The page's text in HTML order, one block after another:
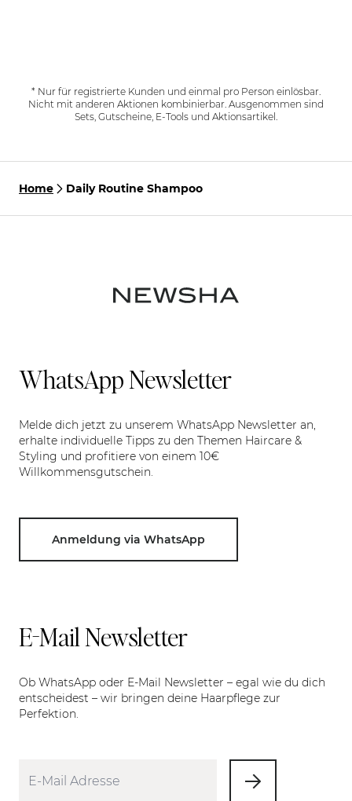
* Nur für registrierte Kunden und einmal pro Person einlösbar.
Nicht mit anderen Aktionen kombinierbar. Ausgenommen sind
Sets, Gutscheine, E-Tools und Aktionsartikel.
Home Daily Routine Shampoo
WhatsApp Newsletter
Melde dich jetzt zu unserem WhatsApp Newsletter an,
erhalte individuelle Tipps zu den Themen Haircare &
Styling und profitiere von einem 10€
Willkommensgutschein.
Anmeldung via WhatsApp
E-Mail Newsletter
Ob WhatsApp oder E-Mail Newsletter – egal wie du dich
entscheidest – wir bringen deine Haarpflege zur
Perfektion.